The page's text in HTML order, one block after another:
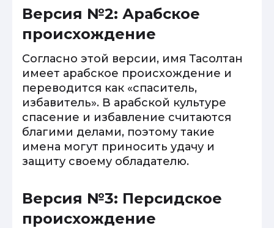
Версия №2: Арабское
происхождение
Согласно этой версии, имя Тасолтан
имеет арабское происхождение и
переводится как «спаситель,
избавитель». В арабской культуре
спасение и избавление считаются
благими делами, поэтому такие
имена могут приносить удачу и
защиту своему обладателю.
Версия №3: Персидское
происхождение